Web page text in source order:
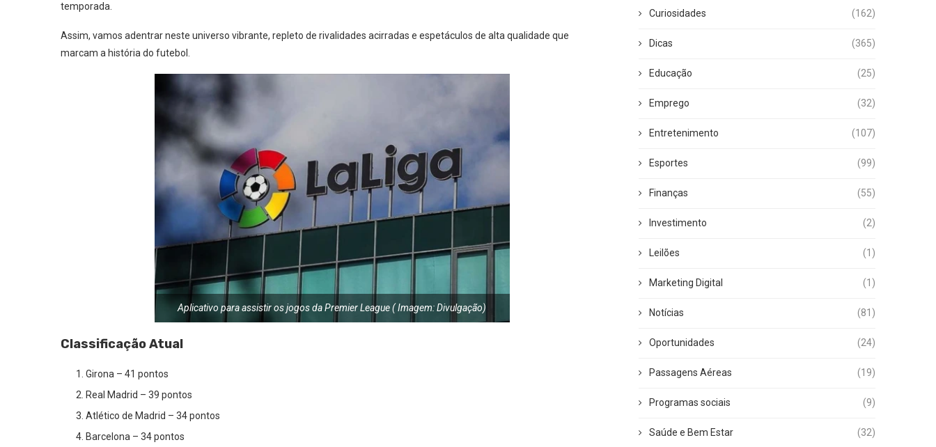
temporada.
Assim, vamos adentrar neste universo vibrante, repleto de rivalidades acirradas e espetáculos de alta qualidade que
marcam a história do futebol.
Aplicativo para assistir os jogos da Premier League ( Imagem: Divulgação)
Classificação Atual
Girona – 41 pontos
Real Madrid – 39 pontos
Atlético de Madrid – 34 pontos
Barcelona – 34 pontos
Curiosidades (162)
Dicas (365)
Educação (25)
Emprego (32)
Entretenimento (107)
Esportes (99)
Finanças (55)
Investimento (2)
Leilões (1)
Marketing Digital (1)
Notícias (81)
Oportunidades (24)
Passagens Aéreas (19)
Programas sociais (9)
Saúde e Bem Estar (32)